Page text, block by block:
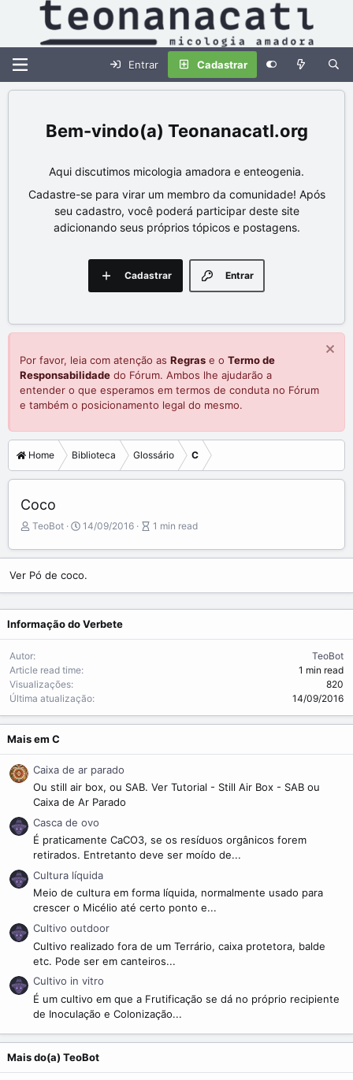
Entrar Cadastrar
Teonanacatl.org
Aqui discutimos micologia amadora e enteogenia.
Cadastre-se para virar um membro da comunidade! Após
seu cadastro, você poderá participar deste site
adicionando seus próprios tópicos e postagens.
Entrar
Cadastrar
Por favor, leia com atenção as Regras e o Termo de
Responsabilidade do Fórum. Ambos lhe ajudarão a
entender o que esperamos em termos de conduta no Fórum
e também o posicionamento legal do mesmo.
Home Biblioteca Glossário C
Coco
A
t
TeoBot
P
b
i
s
h
d
a
e
14/09/2016
A
t
l
e
e
e
1 min read
Ver Pó de coco.
Informação do Verbete
Autor
TeoBot
Article read time
1 min read
Visualizações
820
Última atualização
14/09/2016
Mais em C
Caixa de ar parado
Ou still air box, ou SAB. Ver Tutorial - Still Air Box - SAB ou
Caixa de Ar Parado
Casca de ovo
É praticamente CaCO3, se os resíduos orgânicos forem
retirados. Entretanto deve ser moído de...
Cultura líquida
Meio de cultura em forma líquida, normalmente usado para
crescer o Micélio até certo ponto e...
Cultivo outdoor
Cultivo realizado fora de um Terrário, caixa protetora, balde
etc. Pode ser em canteiros...
Cultivo in vitro
É um cultivo em que a Frutificação se dá no próprio recipiente
de Inoculação e Colonização...
Mais do(a) TeoBot